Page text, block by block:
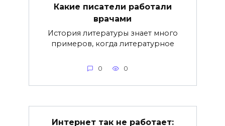
Какие писатели работали
врачами
История литературы знает много
примеров, когда литературное
0 0
Интернет так не работает: